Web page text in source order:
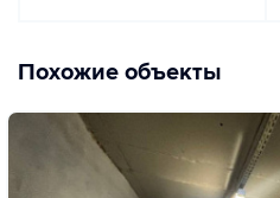
Похожие объекты